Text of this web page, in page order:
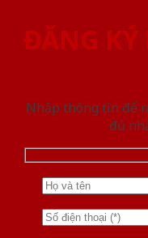
ĐĂNG
Nhập thông tin để
đủ